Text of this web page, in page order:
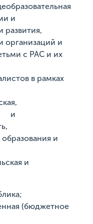
и
организаций и
с РАС и их
в рамках
и
и
и
(бюджетное